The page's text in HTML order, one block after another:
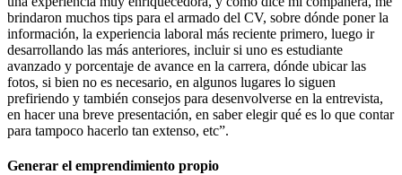
brindaron muchos tips para el armado del CV, sobre dónde poner la
información, la experiencia laboral más reciente primero, luego ir
desarrollando las más anteriores, incluir si uno es estudiante
avanzado y porcentaje de avance en la carrera, dónde ubicar las
fotos, si bien no es necesario, en algunos lugares lo siguen
prefiriendo y también consejos para desenvolverse en la entrevista,
en hacer una breve presentación, en saber elegir qué es lo que contar
para tampoco hacerlo tan extenso, etc”.
Generar el emprendimiento propio